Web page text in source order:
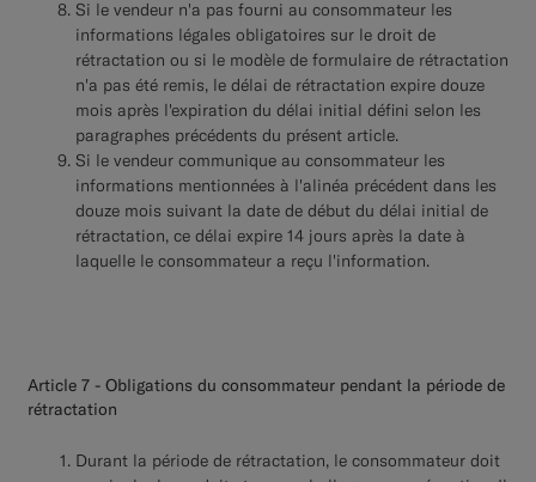
Si le vendeur n'a pas fourni au consommateur les
informations légales obligatoires sur le droit de
rétractation ou si le modèle de formulaire de rétractation
n'a pas été remis, le délai de rétractation expire douze
mois après l'expiration du délai initial défini selon les
paragraphes précédents du présent article.
Si le vendeur communique au consommateur les
informations mentionnées à l'alinéa précédent dans les
douze mois suivant la date de début du délai initial de
rétractation, ce délai expire 14 jours après la date à
laquelle le consommateur a reçu l'information.
Article 7 - Obligations du consommateur pendant la période de
rétractation
Durant la période de rétractation, le consommateur doit